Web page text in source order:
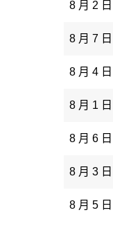
8 月 2 日
8 月 7
8 月 4
8 月 1
8 月 6
8 月 3
8 月 5